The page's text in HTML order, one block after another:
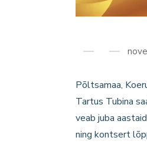
Põltsamaa,
Tartus Tubina
veab juba
ning kontsert